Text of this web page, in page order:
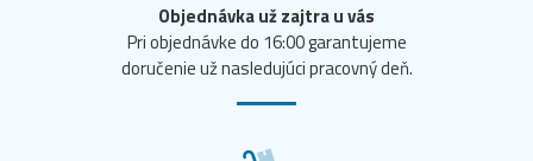
Objednávka už zajtra u vás
Pri objednávke do 16:00 garantujeme
doručenie už nasledujúci pracovný deň.